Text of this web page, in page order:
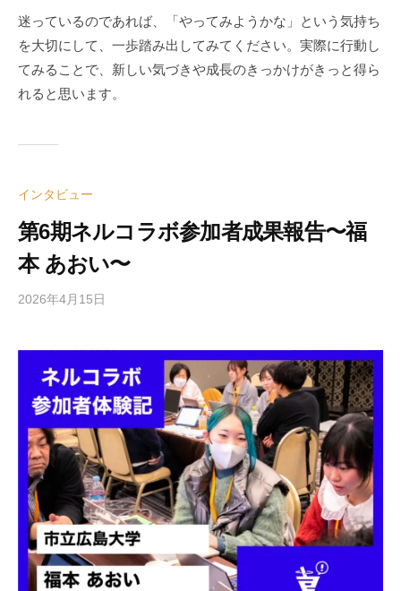
迷っているのであれば、「やってみようかな」という気持ち
を大切にして、一歩踏み出してみてください。実際に行動し
てみることで、新しい気づきや成長のきっかけがきっと得ら
れると思います。
インタビュー
第6期ネルコラボ参加者成果報告〜福
本 あおい〜
2026年4月15日
i
t
o
2